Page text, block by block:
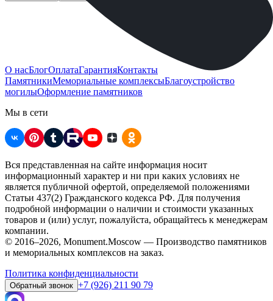
О насБлогОплатаГарантияКонтакты
ПамятникиМемориальные комплексыБлагоустройство
могилыОформление памятников
Мы в сети
Вся представленная на сайте информация носит
информационный характер и ни при каких условиях не
является публичной офертой, определяемой положениями
Статьи 437(2) Гражданского кодекса РФ. Для получения
подробной информации о наличии и стоимости указанных
товаров и (или) услуг, пожалуйста, обращайтесь к менеджерам
компании.
© 2016–2026, Monument.Moscow — Производство памятников
и мемориальных комплексов на заказ.
Политика конфиденциальности
Обратный звонок +7 (926) 211 90 79